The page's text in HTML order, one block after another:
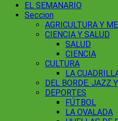
EL SEMANARIO
Seccion
AGRICULTURA Y
CIENCIA Y SALUD
SALUD
CIENCIA
CULTURA
LA
DEL BORDE. JAZZ
DEPORTES
FÚTBOL
LA OVALADA